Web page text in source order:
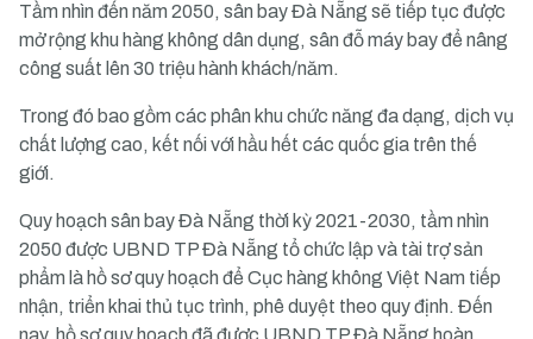
Tầm nhìn đến năm 2050, sân bay Đà Nẵng sẽ tiếp tục được
mở rộng khu hàng không dân dụng, sân đỗ máy bay để nâng
công suất lên 30 triệu hành khách/năm.
Trong đó bao gồm các phân khu chức năng đa dạng, dịch vụ
chất lượng cao, kết nối với hầu hết các quốc gia trên thế
giới.
Quy hoạch sân bay Đà Nẵng thời kỳ 2021-2030, tầm nhìn
2050 được UBND TP Đà Nẵng tổ chức lập và tài trợ sản
phẩm là hồ sơ quy hoạch để Cục hàng không Việt Nam tiếp
nhận, triển khai thủ tục trình, phê duyệt theo quy định. Đến
nay, hồ sơ quy hoạch đã được UBND TP Đà Nẵng hoàn